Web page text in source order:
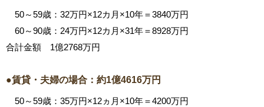
50～59歳：32万円×12カ月×10年＝3840万円
60～90歳：24万円×12カ月×31年＝8928万円
合計金額 1億2768万円
●賃貸・夫婦の場合：約1億4616万円
50～59歳：35万円×12ヵ月×10年＝4200万円